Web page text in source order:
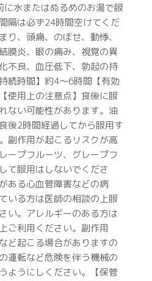
に水またはぬるめのお湯で服
隔は必ず24時間空けてくだ
り、頭痛、のぼせ、動悸、
膜炎、眼の痛み、視覚の異
不良、血圧低下、勃起の持
続時間】約4〜6時間【有効
使用上の注意点】食後に服
ない可能性があります。油
後2時間経過してから服用す
副作用が起こるリスクが高
ープフルーツ、グレープフ
て服用はしないでくださ
ある心血管障害などの病
いる方は医師の相談の上服
い。アレルギーのある方は
ご利用ください。副作用
ど起こる場合がありますの
運転など危険を伴う機械の
ようにしください。【保管